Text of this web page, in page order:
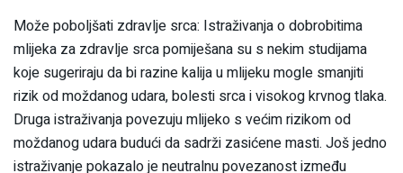
Može poboljšati zdravlje srca: Istraživanja o dobrobitima
mlijeka za zdravlje srca pomiješana su s nekim studijama
koje sugeriraju da bi razine kalija u mlijeku mogle smanjiti
rizik od moždanog udara, bolesti srca i visokog krvnog tlaka.
Druga istraživanja povezuju mlijeko s većim rizikom od
moždanog udara budući da sadrži zasićene masti. Još jedno
istraživanje pokazalo je neutralnu povezanost između